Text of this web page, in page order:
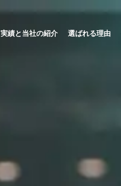
実績と当社の紹介 選ばれる理由